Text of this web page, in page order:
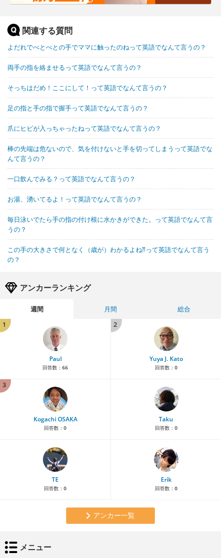
関連する質問
よだれでべとべとの手でママに触ったのねって英語でなんて言うの？
両手の指を絡ませるって英語でなんて言うの？
そっちはだめ！ここにして！って英語でなんて言うの？
足の指と手の指で握手って英語でなんて言うの？
爪にヒビが入っちゃったねって英語でなんて言うの？
棒の先端は危ないので、気を付けないと手を切ってしまうって英語でな
んて言うの？
一口飲んでみる？って英語でなんて言うの？
お湯、湧いてるよ！って英語でなんて言うの？
毎日泳いでたら手の指の付け根に水かきができた。って英語でなんて言
うの？
この手の大きさで何となく（歳が）わかるよね⁇って英語でなんて言う
の？
アンカーランキング
週間 月間
総合
1
Paul
回答数： 66
2
Yuya J. Kato
回答数： 0
3
Kogachi OSAKA
回答数： 0
Taku
回答数： 0
TE
回答数： 0
Erik
回答数： 0
アンカー一覧
メニュー